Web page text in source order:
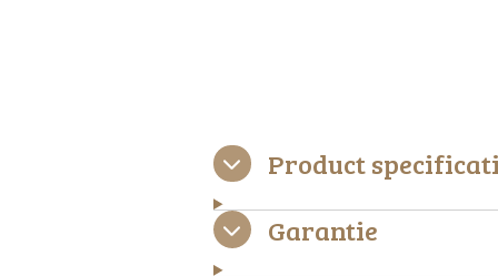
Product
Garantie